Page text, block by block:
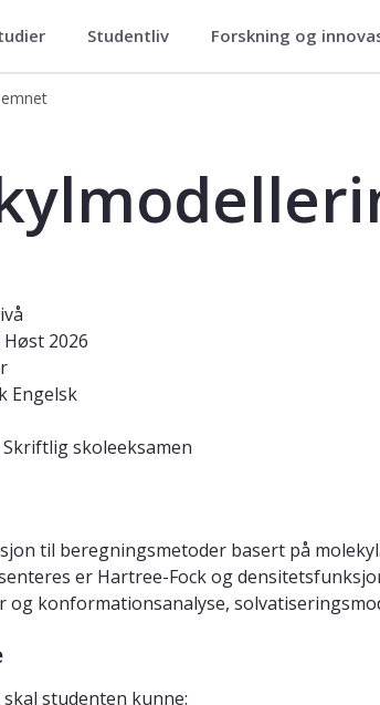
Studentliv Forskning og
- KJ8902
Høst 2026
Engelsk
Skriftlig skoleeksamen
til beregningsmetoder basert på
er Hartree-Fock og
og konformationsanalyse,
studenten kunne: